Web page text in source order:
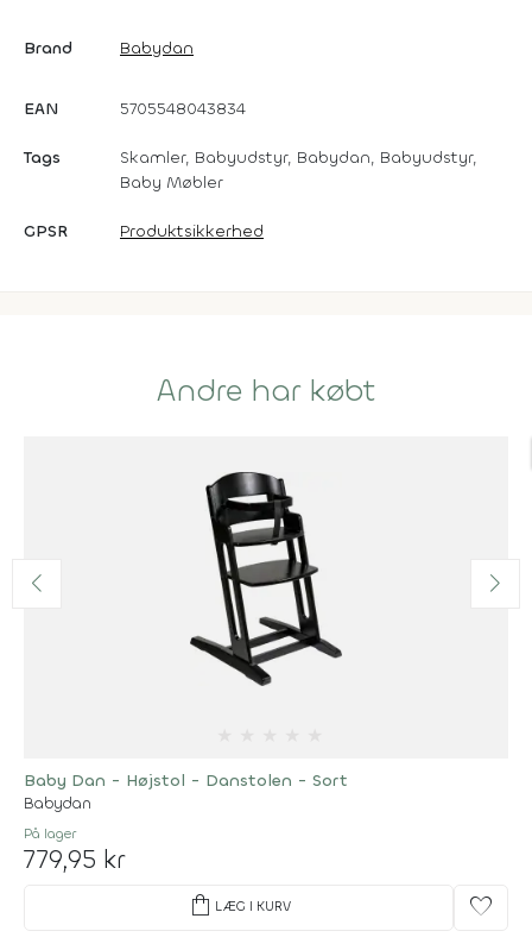
Brand Babydan
EAN 5705548043834
Tags
Skamler, Babyudstyr, Babydan, Babyudstyr,
Baby Møbler
GPSR Produktsikkerhed
Andre har købt
Baby Dan - Højstol - Danstolen - Sort
Babydan
På lager
779,95 kr
shopping_bag LÆG I KURV favorite